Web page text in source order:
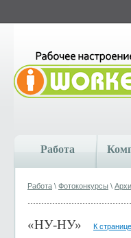
Работа
Работа \ Фотоконкурсы \
«НУ-НУ» К